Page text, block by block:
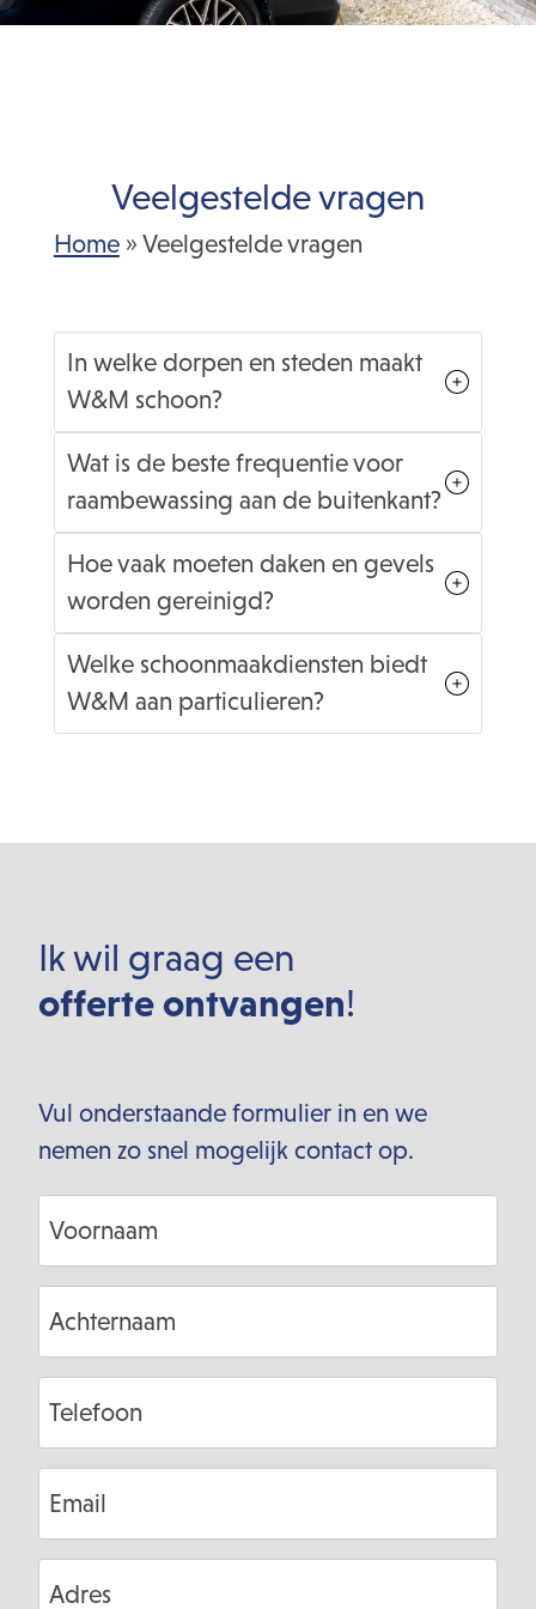
Veelgestelde vragen
Home» Veelgestelde vragen
In welke dorpen en steden maakt
W&M schoon?
Wat is de beste frequentie voor
raambewassing aan de buitenkant?
Hoe vaak moeten daken en gevels
worden gereinigd?
Welke schoonmaakdiensten biedt
W&M aan particulieren?
Ik wil graag een
offerte ontvangen!
Vul onderstaande formulier in en we
nemen zo snel mogelijk contact op.